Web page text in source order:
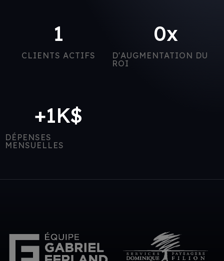
CLIENTS ACTIFS
1
D'AUGMENTATION DU
ROI
0x
DÉPENSES
MENSUELLES
+1K$